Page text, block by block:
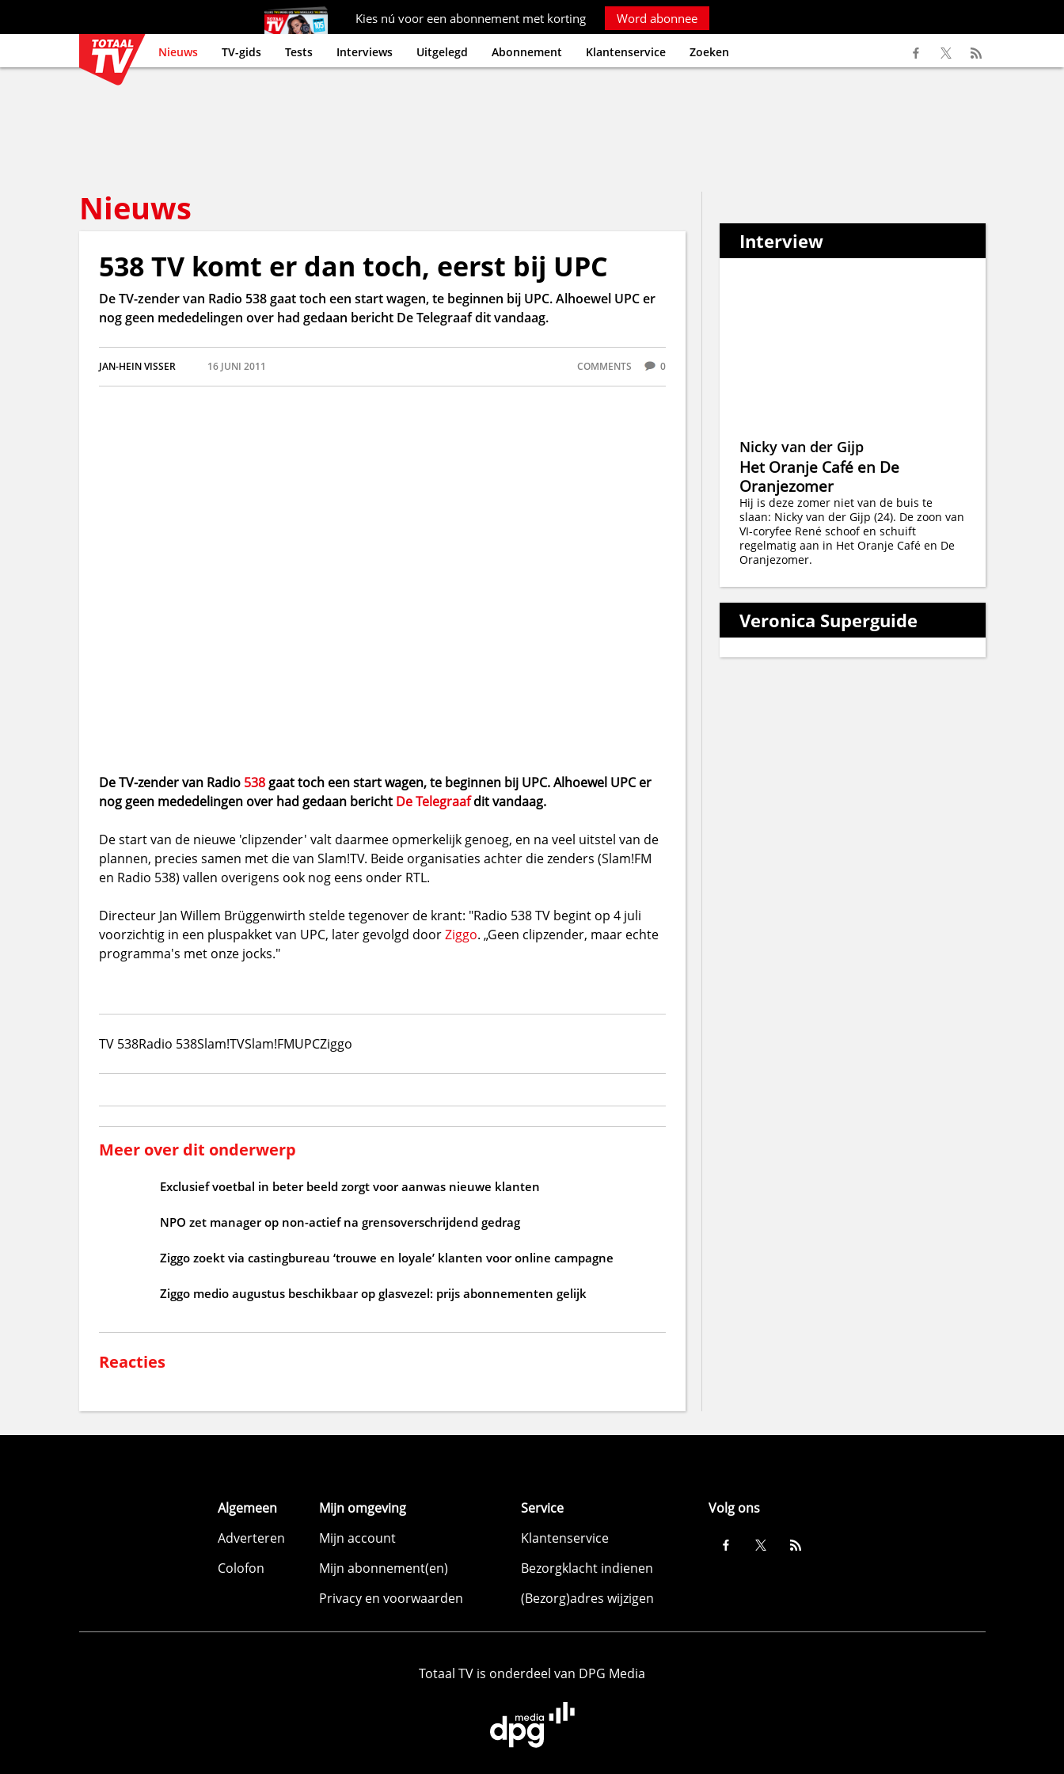
Kies nú voor een abonnement met korting Word abonnee
Nieuws TV-gids Tests Interviews Uitgelegd Abonnement Klantenservice Zoeken
Nieuws
538 TV komt er dan toch, eerst bij UPC
De TV-zender van Radio 538 gaat toch een start wagen, te beginnen bij UPC. Alhoewel UPC er
nog geen mededelingen over had gedaan bericht De Telegraaf dit vandaag.
JAN-HEIN VISSER 16 JUNI 2011 COMMENTS 0
De TV-zender van Radio 538gaat toch een start wagen, te beginnen bij UPC. Alhoewel UPC er
nog geen mededelingen over had gedaan bericht De Telegraafdit vandaag.
De start van de nieuwe 'clipzender' valt daarmee opmerkelijk genoeg, en na veel uitstel van de
plannen, precies samen met die van Slam!TV. Beide organisaties achter die zenders (Slam!FM
en Radio 538) vallen overigens ook nog eens onder RTL.
Directeur Jan Willem Brüggenwirth stelde tegenover de krant: "Radio 538 TV begint op 4 juli
voorzichtig in een pluspakket van UPC, later gevolgd doorZiggo. „Geen clipzender, maar echte
programma's met onze jocks."
TV 538Radio 538Slam!TVSlam!FMUPCZiggo
Meer over dit onderwerp
Exclusief voetbal in beter beeld zorgt voor aanwas nieuwe klanten
NPO zet manager op non-actief na grensoverschrijdend gedrag
Ziggo zoekt via castingbureau ‘trouwe en loyale’ klanten voor online campagne
Ziggo medio augustus beschikbaar op glasvezel: prijs abonnementen gelijk
Reacties
Interview
Nicky van der Gijp
Het Oranje Café en De
Oranjezomer
Hij is deze zomer niet van de buis te
slaan: Nicky van der Gijp (24). De zoon van
VI-coryfee René schoof en schuift
regelmatig aan in Het Oranje Café en De
Oranjezomer.
Veronica Superguide
Algemeen
Adverteren
Colofon
Mijn omgeving
Mijn account
Mijn abonnement(en)
Privacy en voorwaarden
Service
Klantenservice
Bezorgklacht indienen
(Bezorg)adres wijzigen
Volg ons
Totaal TV is onderdeel van DPG Media